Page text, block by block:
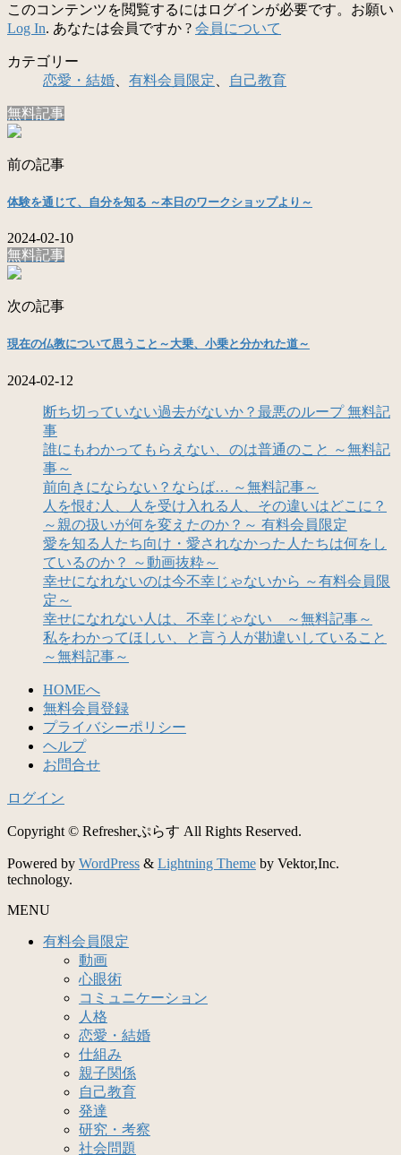
このコンテンツを閲覧するにはログインが必要です。お願い
Log In. あなたは会員ですか ? 会員について
カテゴリー
恋愛・結婚
有料会員限定 自己教育
無料記事
前の記事
体験を通じて、自分を知る ～本日のワークショップより～
2024-02-10
無料記事
次の記事
現在の仏教について思うこと～大乗、小乗と分かれた道～
2024-02-12
断ち切っていない過去がないか？最悪のループ 無料記
事
誰にもわかってもらえない、のは普通のこと ～無料記
事～
前向きにならない？ならば… ～無料記事～
人を恨む人、人を受け入れる人、その違いはどこに？
～親の扱いが何を変えたのか？～ 有料会員限定
愛を知る人たち向け・愛されなかった人たちは何をし
ているのか？ ～動画抜粋～
幸せになれないのは今不幸じゃないから ～有料会員限
定～
幸せになれない人は、不幸じゃない ～無料記事～
私をわかってほしい、と言う人が勘違いしていること
～無料記事～
HOMEへ
無料会員登録
プライバシーポリシー
ヘルプ
お問合せ
ログイン
Copyright © Refresherぷらす All Rights Reserved.
Powered by WordPress & Lightning Theme by Vektor,Inc.
technology.
MENU
有料会員限定
動画
心眼術
コミュニケーション
人格
恋愛・結婚
仕組み
親子関係
自己教育
発達
研究・考察
社会問題